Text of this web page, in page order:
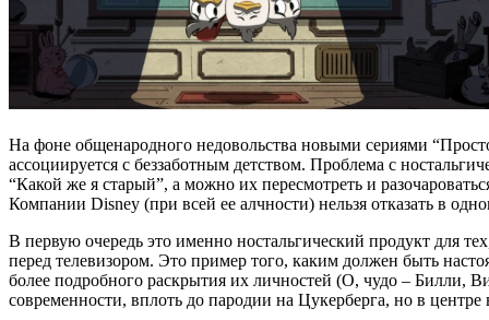
На фоне общенародного недовольства новыми сериями
ассоциируется с беззаботным детством. Проблема с
“Какой же я старый”, а можно их пересмотреть и
Компании Disney (при всей ее алчности) нельзя отказать в
В первую очередь это именно ностальгический продукт для
перед телевизором. Это пример того, каким должен быть
более подробного раскрытия их личностей (О, чудо – Билли,
современности, вплоть до пародии на Цукерберга, но в